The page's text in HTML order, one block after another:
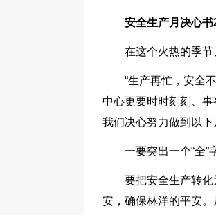
安全生产月决心书
在这个火热的季节
“生产再忙，安全
中心更要时时刻刻、事
我们决心努力做到以下
一要突出一个“全”
要把安全生产转
安，确保林洋的平安